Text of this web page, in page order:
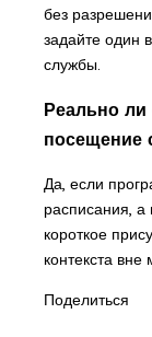
без
задайте один
службы.
Реально ли
посещение
Да, если
расписания,
короткое
контекста вне
Поделиться